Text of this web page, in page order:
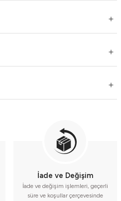
İade ve Değişim
İade ve değişim işlemleri, geçerli
süre ve koşullar çerçevesinde